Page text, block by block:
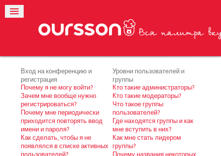
Вход на конференцию и
регистрация
Почему я не могу войти?
Зачем мне вообще нужно
регистрироваться?
Почему мне периодически
приходится повторять ввод
имени и пароля?
Как сделать, чтобы я не
появлялся в списке активных
пользователей?
Уровни пользователей и
группы
Кто такие администраторы?
Кто такие модераторы?
Что такое группы
пользователей?
Где находятся группы и как
мне вступить в них?
Как мне стать лидером
группы?
Почему названия некоторых